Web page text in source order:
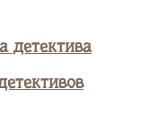
детектива